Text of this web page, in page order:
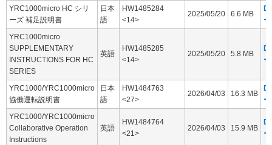
YRC1000micro HC シリ
ーズ 補足説明書
日本
語
HW1485284
<14>
2025/05/20 6.6 MB
YRC1000micro
SUPPLEMENTARY
INSTRUCTIONS FOR HC
SERIES
英語
HW1485285
<14>
2025/05/20 5.8 MB
YRC1000/YRC1000micro
協働運転説明書
日本
語
HW1484763
<27>
2026/04/03 16.3 MB
YRC1000/YRC1000micro
Collaborative Operation
Instructions
英語
HW1484764
<21>
2026/04/03 15.9 MB